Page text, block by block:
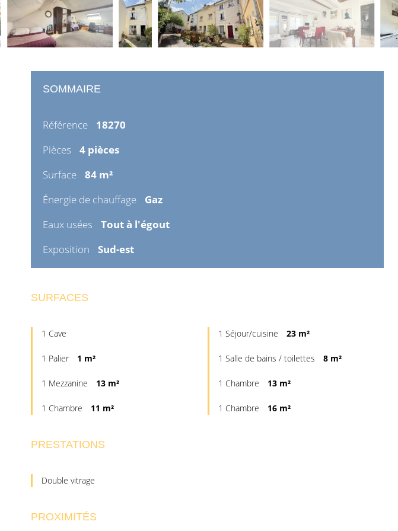
SOMMAIRE
Référence
18270
Pièces
4 pièces
Surface
84 m²
Énergie de chauffage
Gaz
Eaux usées
Tout à l'égout
Exposition
Sud-est
SURFACES
1 Cave 1 Séjour/cuisine 23 m²
1 Palier 1 m² 1 Salle de bains / toilettes 8 m²
1 Mezzanine 13 m² 1 Chambre 13 m²
1 Chambre 11 m² 1 Chambre 16 m²
PRESTATIONS
Double vitrage
PROXIMITÉS